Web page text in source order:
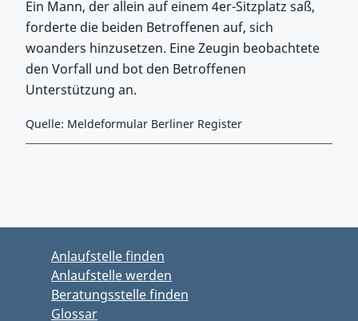
Ein Mann, der allein auf einem 4er-Sitzplatz saß,
forderte die beiden Betroffenen auf, sich
woanders hinzusetzen. Eine Zeugin beobachtete
den Vorfall und bot den Betroffenen
Unterstützung an.
Quelle: Meldeformular Berliner Register
Anlaufstelle finden
Anlaufstelle werden
Beratungsstelle finden
Glossar